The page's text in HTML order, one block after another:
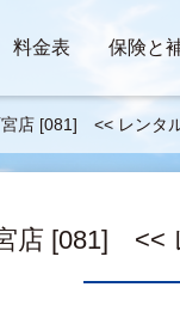
料金表 保険と
店 [081] << レンタル
>>
店 [081] <<